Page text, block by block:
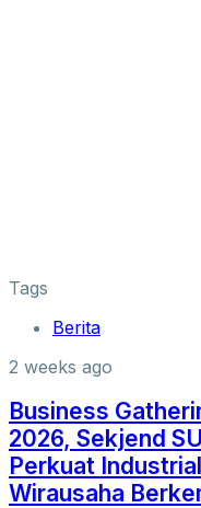
Tags
Berita
2 weeks ago
Business
2026, Sekjend
Perkuat
Wirausaha